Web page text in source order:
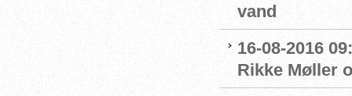
vand
16-08-2016
Rikke Møller